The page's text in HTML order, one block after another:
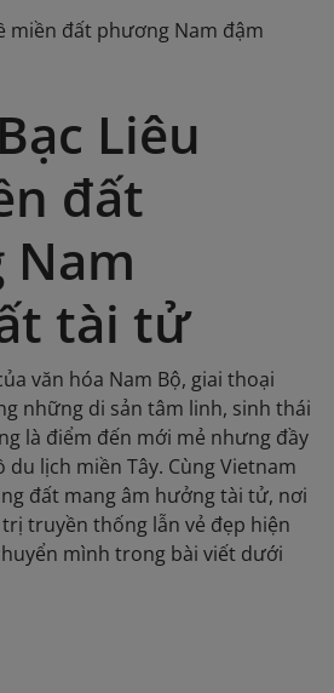
miền đất phương Nam đậm
Liêu
đất
tài tử
văn hóa Nam Bộ, giai thoại
những di sản tâm linh, sinh thái
là điểm đến mới mẻ nhưng đầy
lịch miền Tây. Cùng Vietnam
đất mang âm hưởng tài tử, nơi
truyền thống lẫn vẻ đẹp hiện
mình trong bài viết dưới